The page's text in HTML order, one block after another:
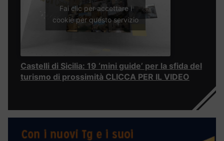
Fai clic per accettare i
cookie per questo servizio
Castelli di Sicilia: 19 ‘mini guide’ per la sfida del
turismo di prossimità CLICCA PER IL VIDEO